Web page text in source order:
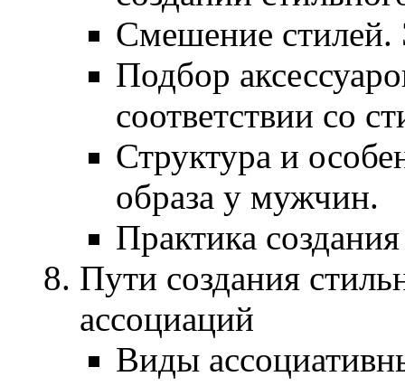
Смешение стилей.
Подбор
соответствии со
Структура и
образа у мужчин.
Практика
Пути создания
ассоциаций
Виды